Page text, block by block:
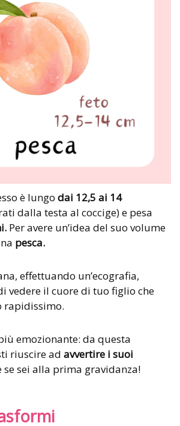
è lungo dai 12,5 ai 14
dalla testa al coccige) e pesa
Per avere un’idea del suo volume
pesca.
effettuando un’ecografia,
vedere il cuore di tuo figlio che
rapidissimo.
emozionante: da questa
riuscire ad avvertire i suoi
se sei alla prima gravidanza!